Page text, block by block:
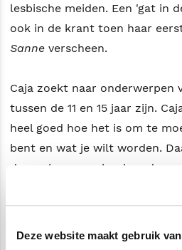
Deze website maakt gebruik
lesbische meiden. Een 'gat in
ook in de krant toen haar
Sanne verscheen.
Caja zoekt naar onderwerpen
tussen de 11 en 15 jaar zijn.
heel goed hoe het is om te
bent en wat je wilt worden.
dan ook over: school, ouders,
eenzaamheid, verliefd zijn,
je anders voelen. Ze hoopt